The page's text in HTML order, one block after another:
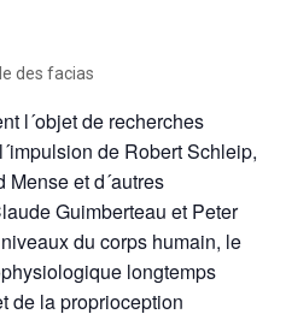
l´objet de recherches
de Robert Schleip,
et d´autres
Guimberteau et Peter
du corps humain, le
longtemps
de la proprioception